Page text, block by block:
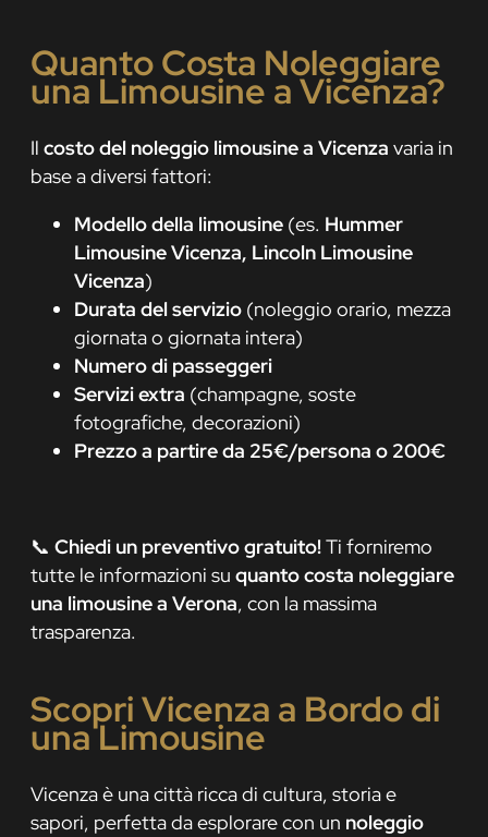
Quanto Costa Noleggiare
una Limousine a Vicenza?
Il costo del noleggio limousine a Vicenza varia in
base a diversi fattori:
Modello della limousine (es. Hummer
Limousine Vicenza, Lincoln Limousine
Vicenza)
Durata del servizio (noleggio orario, mezza
giornata o giornata intera)
Numero di passeggeri
Servizi extra (champagne, soste
fotografiche, decorazioni)
Prezzo a partire da 25€/persona o 200€
📞 Chiedi un preventivo gratuito!Ti forniremo
tutte le informazioni su quanto costa noleggiare
una limousine a Verona, con la massima
trasparenza.
Scopri Vicenza a Bordo di
una Limousine
Vicenza è una città ricca di cultura, storia e
sapori, perfetta da esplorare con un noleggio